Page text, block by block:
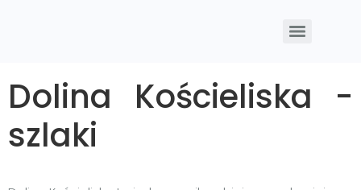
Dolina Kościeliska -
szlaki